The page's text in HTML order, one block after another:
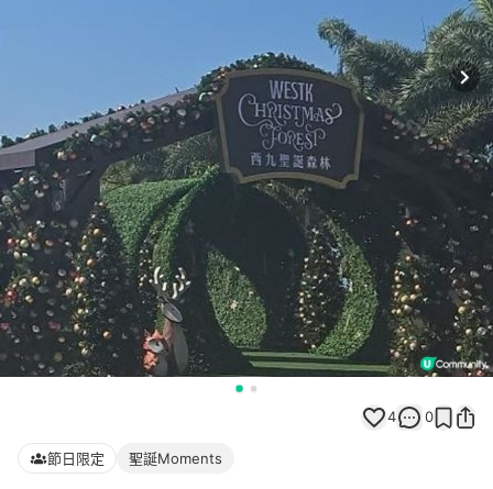
4 0
節日限定 聖誕Moments